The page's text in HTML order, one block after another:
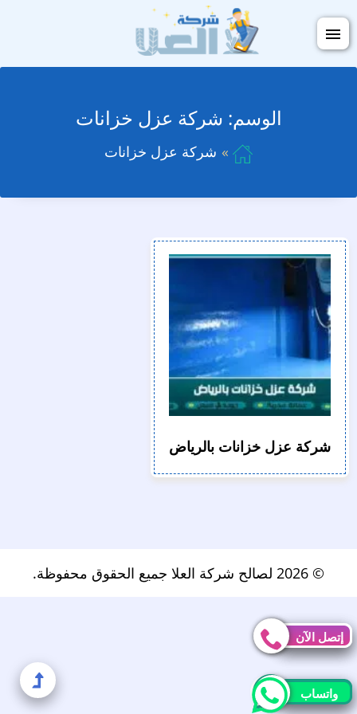
التجاوز
إلى
المحتوىالقائمة
الوسم: شركة عزل خزانات
شركة عزل خزانات
شركة عزل خزانات بالرياض
© 2026 لصالح شركة العلا جميع الحقوق محفوظة.
إتصل الآن
واتساب
إلى
إتصل الآن
واتساب